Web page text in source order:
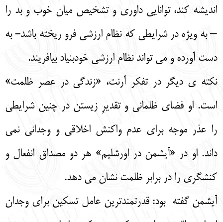
اندیشه کند، توانایی داوری و تشخیص میان خوب و بد را
– به ویژه در شرایطی که نظام ارزشی فرو ریخته باشد- به
دست آورده و می تواند نظام ارزشی خودبنیاد بیافریند.
نکته ی دیگر در تفکر آرنت، «زندگی در عصر ظلمت»
است. او فضای ظلمانی و تقدیرِ زیستن در چنین شرایطی
را عذر موجه برای عدم واکنش اخلاقی و وجدانی نمی
داند. او در «آیشمن در اورشلیم» هر دو مصداق انفعال و
کنشگری را در برابر ظلمت نشان می دهد.
آیشمن گفته بود: قدرتمندترین عامل تسکین برای وجدان